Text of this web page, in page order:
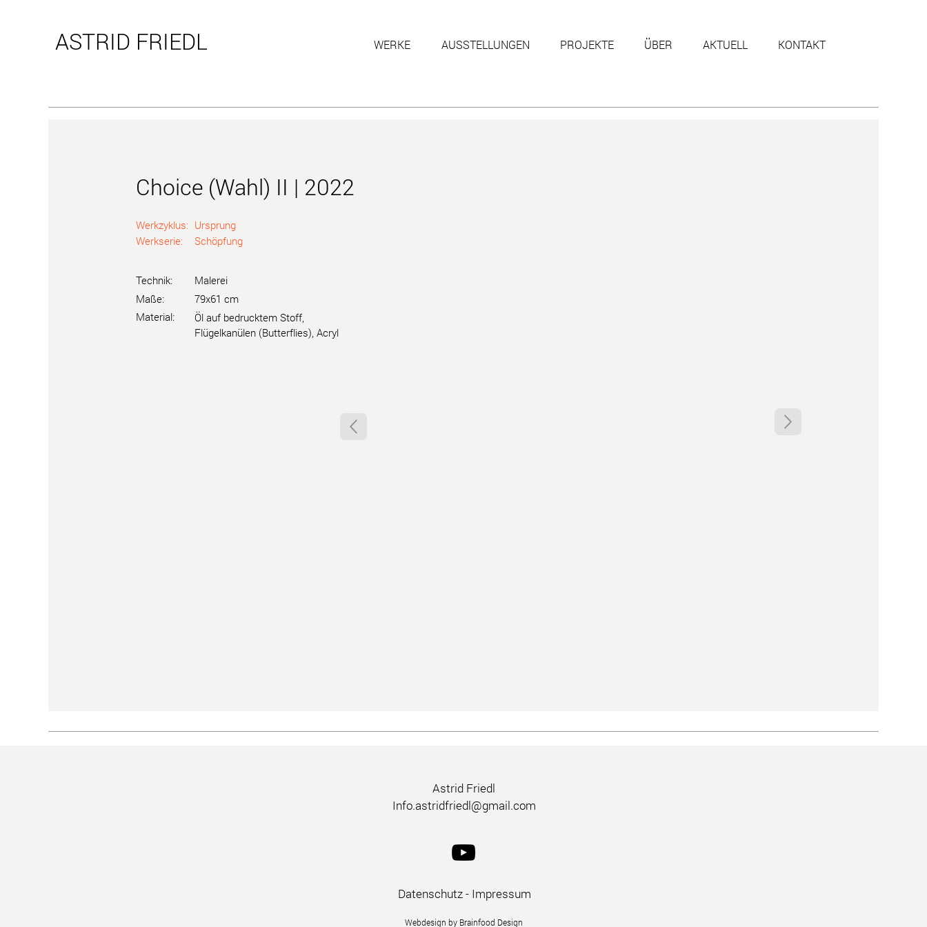
ASTRID FRIEDL WERKE AUSSTELLUNGEN PROJEKTE ÜBER AKTUELL KONTAKT
Choice (Wahl) II | 2022
Werkzyklus: Ursprung
Werkserie:
Schöpfung
Technik:
Maße:
Material:
Malerei
79x61 cm
Öl auf bedrucktem Stoff,
Flügelkanülen (Butterflies), Acryl
Astrid Friedl
Info.astridfriedl@gmail.com
Datenschutz- Impressum
Webdesign by Brainfood Design